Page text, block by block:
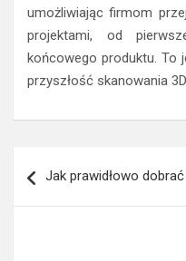
umożliwiając firmom
projektami, od
końcowego produktu. To
przyszłość skanowania
wpisu
Jak prawidłowo